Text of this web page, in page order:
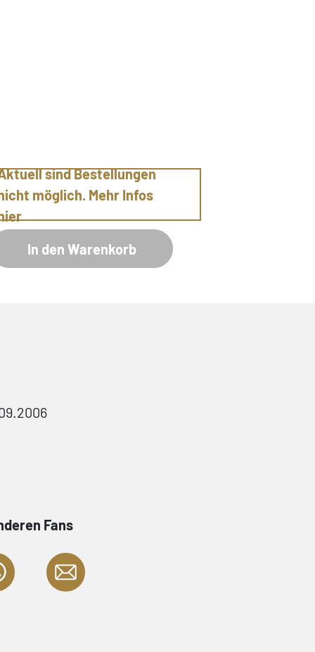
sind Bestellungen
möglich. Mehr Infos
In den Warenkorb
1936
Fans